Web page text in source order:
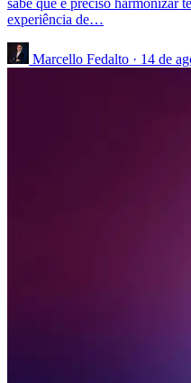
experiência de…
Marcello Fedalto · 14 de